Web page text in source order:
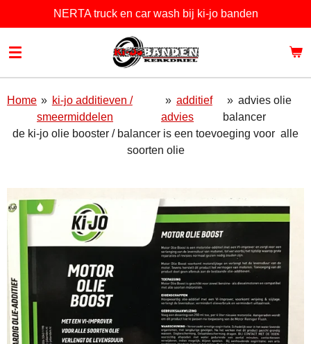
direct
naar
hoofdinhoud
NERTA truck en car wash bij ki-jo banden
Home » ki-jo additieven /
smeermiddelen
» additief
advies
» advies olie
balancer
de ki-jo olie booster / balancer is een toevoeging voor alle
soorten olie